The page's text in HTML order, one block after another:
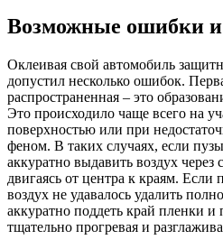
Возможные ошибки и
Оклеивая свой автомобиль
допустил несколько ошибок.
распространенная – это
Это происходило чаще всего на
поверхностью или при
феном. В таких случаях, если
аккуратно выдавить воздух через
двигаясь от центра к краям.
воздух не удавалось удалить
аккуратно поддеть край пленки и
тщательно прогревая и